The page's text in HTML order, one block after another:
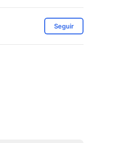
Seguir